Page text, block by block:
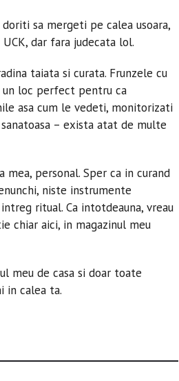
sa mergeti pe calea usoara,
dar fara judecata lol.
taiata si curata. Frunzele cu
loc perfect pentru ca
asa cum le vedeti, monitorizati
– exista atat de multe
personal. Sper ca in curand
niste instrumente
ritual. Ca intotdeauna, vreau
chiar aici, in magazinul meu
meu de casa si doar toate
in calea ta.